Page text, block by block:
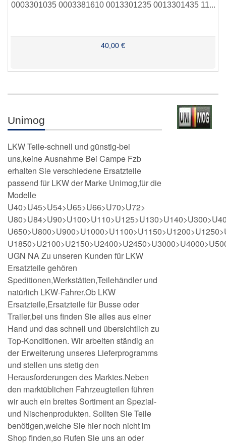
0003301035 0003381610 0013301235 0013301435 11...
40,00 €
Unimog
LKW Teile-schnell und günstig-bei
uns,keine Ausnahme Bei Campe Fzb
erhalten Sie verschiedene Ersatzteile
passend für LKW der Marke Unimog,für die
Modelle
U40>U45>U54>U65>U66>U70>U72>
UGN NA Zu unseren Kunden für LKW
Ersatzteile gehören
Speditionen,Werkstätten,Teilehändler und
natürlich LKW-Fahrer.Ob LKW
Ersatzteile,Ersatzteile für Busse oder
Trailer,bei uns finden Sie alles aus einer
Hand und das schnell und übersichtlich zu
Top-Konditionen. Wir arbeiten ständig an
der Erweiterung unseres Lieferprogramms
und stellen uns stetig den
Herausforderungen des Marktes.Neben
den marktüblichen Fahrzeugteilen führen
wir auch ein breites Sortiment an Spezial-
und Nischenprodukten. Sollten Sie Teile
benötigen,welche Sie hier noch nicht im
Shop finden,so Rufen Sie uns an oder